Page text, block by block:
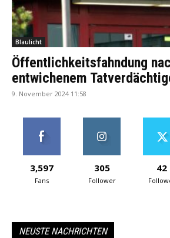
Blaulicht
Öffentlichkeitsfahndung
entwichenem
9. November 2024 11:58
3,597
Fans
305
Follower
42
NEUSTE NACHRICHTEN